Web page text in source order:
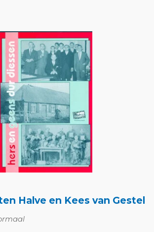
Halve en Kees van Gestel